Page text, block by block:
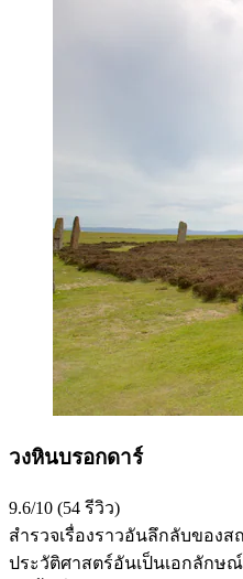
วงหินบรอกดาร์
9.6/10 (54 รีวิว)
สำรวจเรื่องราวอันลึกลับของ
ประวัติศาสตร์อันเป็นเอกลักษ